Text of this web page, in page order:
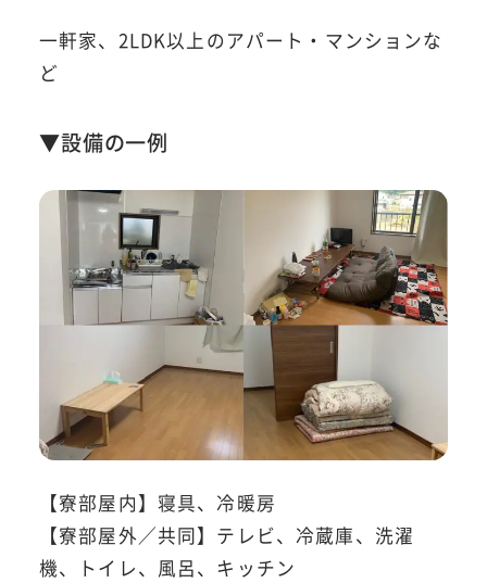
一軒家、2LDK以上のアパート・マンションな
ど
▼設備の一例
【寮部屋内】寝具、冷暖房
【寮部屋外／共同】テレビ、冷蔵庫、洗濯
機、トイレ、風呂、キッチン